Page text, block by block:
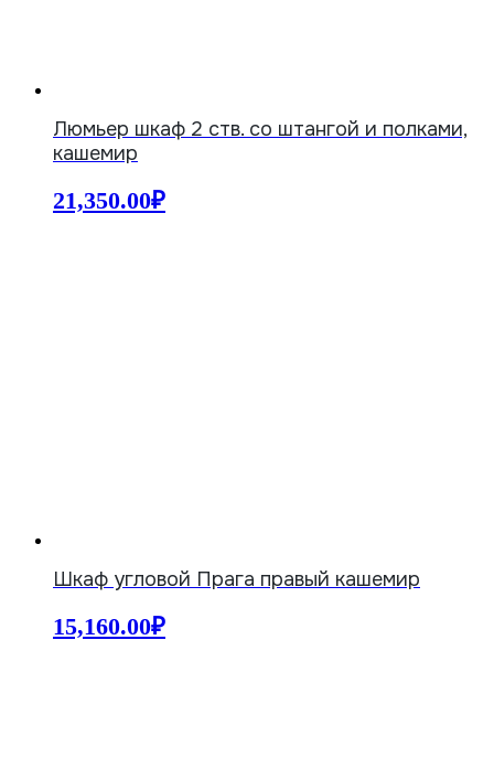
Люмьер шкаф 2 ств. со штангой и полками,
кашемир
21,350.00₽
Шкаф угловой Прага правый кашемир
15,160.00₽